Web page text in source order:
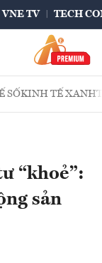
VNE TV TECH
SỐKINH TẾ XANH
“khoẻ”:
sản